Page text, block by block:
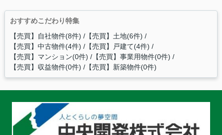
おすすめこだわり特集
【売買】自社物件(8件) 【売買】土地(6件)
【売買】中古物件(4件) 【売買】戸建て(4件)
【売買】マンション(0件) 【売買】事業用物件(0件)
【売買】収益物件(0件) 【売買】新築物件(0件)